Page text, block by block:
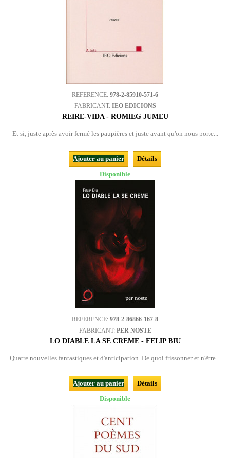
REFERENCE: 978-2-85910-571-6
FABRICANT: IEO EDICIONS
RÈIRE-VIDA - ROMIEG JUMÈU
Et si, juste après avoir fermé les paupières et juste avant qu'on nous porte...
Ajouter au panier
Détails
Disponible
REFERENCE: 978-2-86866-167-8
FABRICANT: PER NOSTE
LO DIABLE LA SE CREME - FELIP BIU
Quatre nouvelles fantastiques et d'anticipation. De quoi frissonner et n'être...
Ajouter au panier
Détails
Disponible